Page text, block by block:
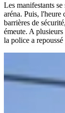
Les manifestants
aréna. Puis, l'heure
barrières de
émeute. A
la police a